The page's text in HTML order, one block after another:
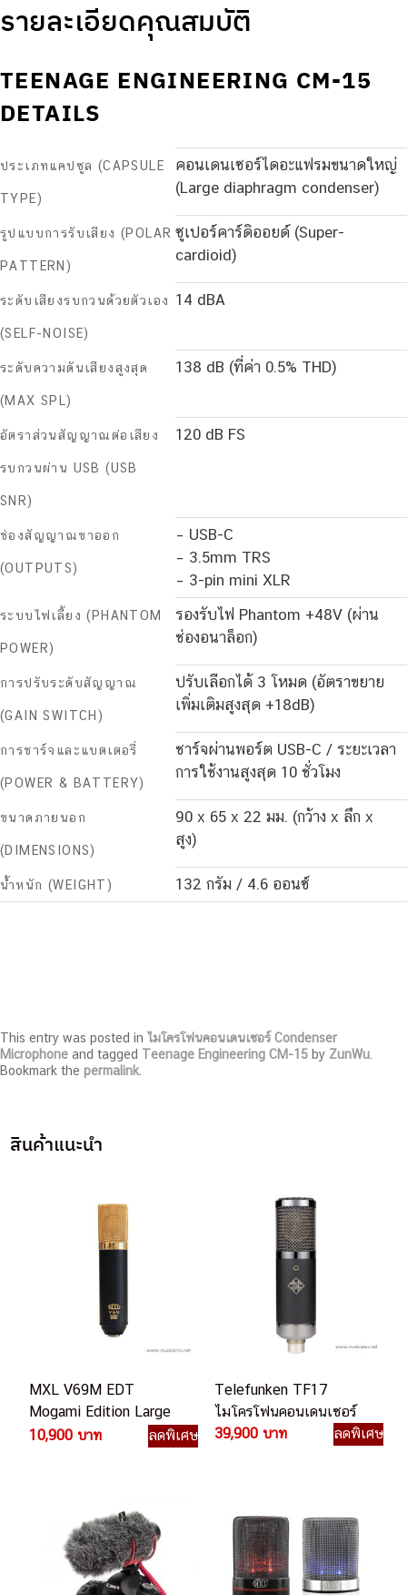
รายละเอียดคุณสมบัติ
TEENAGE ENGINEERING CM-15
DETAILS
ประเภทแคปซูล (CAPSULE
TYPE)
คอนเดนเซอร์ไดอะแฟรมขนาดใหญ่
(Large diaphragm condenser)
รูปแบบการรับเสียง (POLAR
PATTERN)
ซูเปอร์คาร์ดิออยด์ (Super-
cardioid)
ระดับเสียงรบกวนด้วยตัวเอง
(SELF-NOISE)
14 dBA
ระดับความดันเสียงสูงสุด
(MAX SPL)
138 dB (ที่ค่า 0.5% THD)
อัตราส่วนสัญญาณต่อเสียง
รบกวนผ่าน USB (USB
SNR)
120 dB FS
ช่องสัญญาณขาออก
(OUTPUTS)
– USB-C
– 3.5mm TRS
– 3-pin mini XLR
ระบบไฟเลี้ยง (PHANTOM
POWER)
รองรับไฟ Phantom +48V (ผ่าน
ช่องอนาล็อก)
การปรับระดับสัญญาณ
(GAIN SWITCH)
ปรับเลือกได้ 3 โหมด (อัตราขยาย
เพิ่มเติมสูงสุด +18dB)
การชาร์จและแบตเตอรี่
(POWER & BATTERY)
ชาร์จผ่านพอร์ต USB-C / ระยะเวลา
การใช้งานสูงสุด 10 ชั่วโมง
ขนาดภายนอก
(DIMENSIONS)
90 x 65 x 22 มม. (กว้าง x ลึก x
สูง)
น้ำหนัก (WEIGHT) 132 กรัม / 4.6 ออนซ์
This entry was posted in ไมโครโฟนคอนเดนเซอร์ Condenser
Microphone and tagged Teenage Engineering CM-15 by ZunWu
Bookmark the permalink
สินค้าแนะนำ
MXL V69M EDT
Mogami Edition Large
Diaphragm Tube
10,900 บาท ลดพิเศษ
Telefunken TF17
ไมโครโฟนคอนเดนเซอร์
39,900 บาท
ลดพิเศษ